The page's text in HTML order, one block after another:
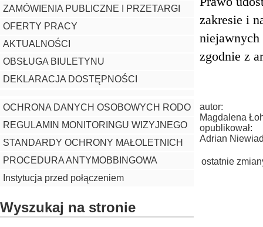
ZAMÓWIENIA PUBLICZNE I PRZETARGI
OFERTY PRACY
AKTUALNOŚCI
OBSŁUGA BIULETYNU
DEKLARACJA DOSTĘPNOŚCI
OCHRONA DANYCH OSOBOWYCH RODO
REGULAMIN MONITORINGU WIZYJNEGO
STANDARDY OCHRONY MAŁOLETNICH
PROCEDURA ANTYMOBBINGOWA
Instytucja przed połączeniem
Wyszukaj na stronie
zakresie i
niejawnych
zgodnie z
autor:
Magdalena
opublikował:
Adrian
ostatnie